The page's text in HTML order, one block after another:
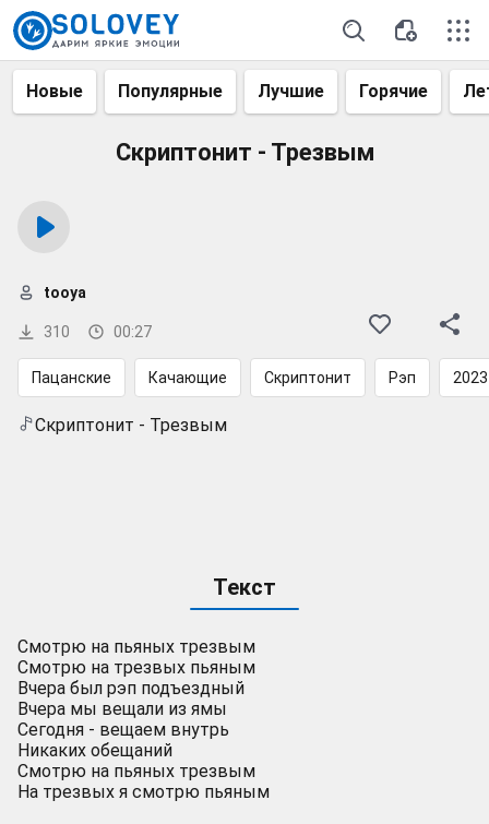
Новые Популярные Лучшие Горячие
Скриптонит - Трезвым
310 00:27
tooya
Пацанские Качающие Скриптонит Рэп 2023
Скриптонит - Трезвым
Текст
Смотрю на пьяных трезвым
Смотрю на трезвых пьяным
Вчера был рэп подъездный
Вчера мы вещали из ямы
Сегодня - вещаем внутрь
Никаких обещаний
Смотрю на пьяных трезвым
На трезвых я смотрю пьяным